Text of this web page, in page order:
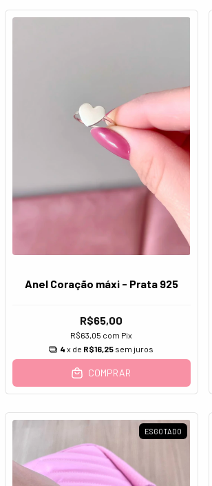
Anel Coração máxi - Prata 925
R$65,00
R$63,05 com Pix
4 x de R$16,25 sem juros
COMPRAR
ESGOTADO